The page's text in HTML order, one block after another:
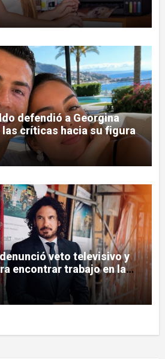
defendió a Georgina
críticas hacia su figura
veto televisivo y
encontrar trabajo en la